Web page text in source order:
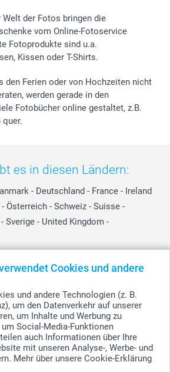
Cookies und andere
und andere Technologien (z. B.
um den Datenverkehr auf unserer
um Inhalte und Werbung zu
Social-Media-Funktionen
auch Informationen über Ihre
mit unseren Analyse-, Werbe- und
Mehr über unsere Cookie-Erklärung
der Fotos bringen die
vom Online-Fotoservice
Fotoprodukte sind u.a.
Kissen oder T-Shirts.
den Ferien oder von Hochzeiten nicht
werden gerade in den
Fotobücher online gestaltet, z.B.
quer.
es in diesen Ländern:
- Deutschland - France - Ireland
- Österreich - Schweiz - Suisse -
- Sverige - United Kingdom -
Group. Alle Rechte vorbehalten.
Schweizer Franken (CHF) inkl. MwSt. und zzgl.